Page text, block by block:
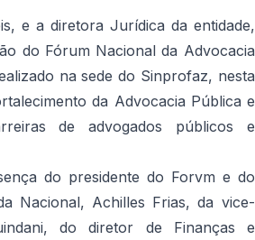
e a diretora Jurídica da entidade,
do Fórum Nacional da Advocacia
na sede do Sinprofaz, nesta
da Advocacia Pública e
de advogados públicos e
do presidente do Forvm e do
Nacional, Achilles Frias, da vice-
do diretor de Finanças e